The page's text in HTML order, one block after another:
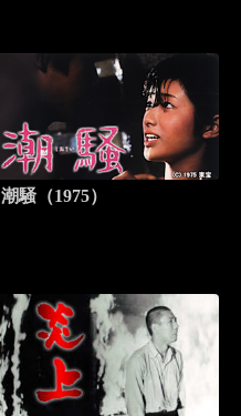
潮騒（1975）